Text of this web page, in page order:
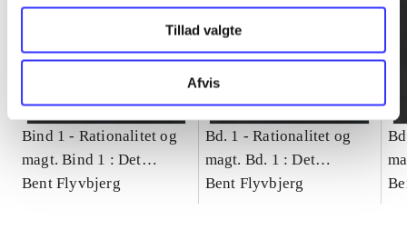
Tillad valgte
Afvis
Bind 1 - Rationalitet og
magt. Bind 1 : Det
konkretes videnskab
Bent Flyvbjerg
Bd. 1 -Rationalitet og
magt. Bd. 1 : Det
konkretes videnskab
Bent Flyvbjerg